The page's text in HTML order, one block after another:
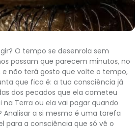
O tempo se desenrola sem
passam que parecem minutos, no
e não terá gosto que volte o tempo,
que fica é: a tua consciência já
dos pecados que ela cometeu
na Terra ou ela vai pagar quando
Analisar a si mesmo é uma tarefa
para a consciência que só vê o